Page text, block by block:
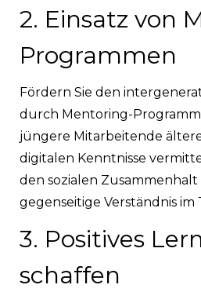
2. Einsatz von
Programmen
Fördern Sie den
durch Mentoring-
jüngere Mitarbeitende
digitalen Kenntnisse
den sozialen Zusammenhalt
gegenseitige Verständnis im
3. Positives
schaffen